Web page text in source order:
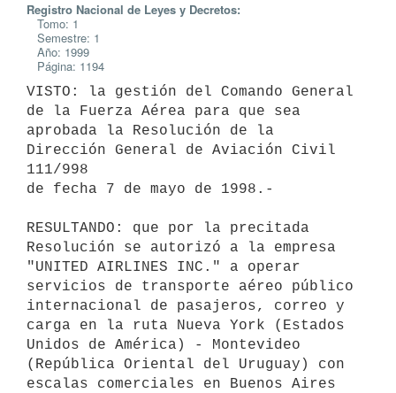
Registro Nacional de Leyes y Decretos:
Tomo: 1
Semestre: 1
Año: 1999
Página: 1194
VISTO: la gestión del Comando General
de la Fuerza Aérea para que sea
aprobada la Resolución de la
Dirección General de Aviación Civil
111/998
de fecha 7 de mayo de 1998.-
RESULTANDO: que por la precitada
Resolución se autorizó a la empresa
"UNITED AIRLINES INC." a operar
servicios de transporte aéreo público
internacional de pasajeros, correo y
carga en la ruta Nueva York (Estados
Unidos de América) - Montevideo
(República Oriental del Uruguay) con
escalas comerciales en Buenos Aires